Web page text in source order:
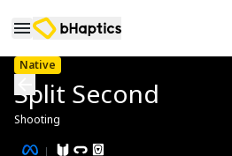
Native
Split Second
Shooting